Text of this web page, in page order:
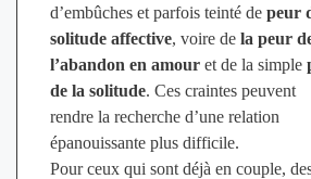
d’embûches et parfois teinté de peur
solitude affective, voire de la peur
l’abandon en amouret de la simple
de la solitude. Ces craintes peuvent
rendre la recherche d’une relation
épanouissante plus difficile.
Pour ceux qui sont déjà en couple,